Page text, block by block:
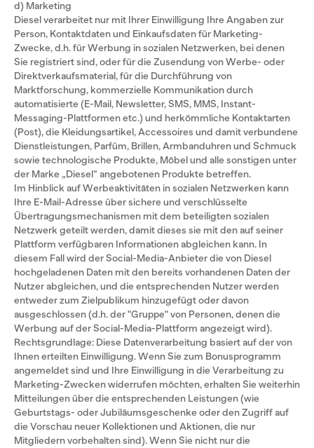
d) Marketing
Diesel verarbeitet nur mit Ihrer Einwilligung Ihre Angaben zur
Person, Kontaktdaten und Einkaufsdaten für Marketing-
Zwecke, d.h. für Werbung in sozialen Netzwerken, bei denen
Sie registriert sind, oder für die Zusendung von Werbe- oder
Direktverkaufsmaterial, für die Durchführung von
Marktforschung, kommerzielle Kommunikation durch
automatisierte (E-Mail, Newsletter, SMS, MMS, Instant-
Messaging-Plattformen etc.) und herkömmliche Kontaktarten
(Post), die Kleidungsartikel, Accessoires und damit verbundene
Dienstleistungen, Parfüm, Brillen, Armbanduhren und Schmuck
sowie technologische Produkte, Möbel und alle sonstigen unter
der Marke „Diesel“ angebotenen Produkte betreffen.
Im Hinblick auf Werbeaktivitäten in sozialen Netzwerken kann
Ihre E-Mail-Adresse über sichere und verschlüsselte
Übertragungsmechanismen mit dem beteiligten sozialen
Netzwerk geteilt werden, damit dieses sie mit den auf seiner
Plattform verfügbaren Informationen abgleichen kann. In
diesem Fall wird der Social-Media-Anbieter die von Diesel
hochgeladenen Daten mit den bereits vorhandenen Daten der
Nutzer abgleichen, und die entsprechenden Nutzer werden
entweder zum Zielpublikum hinzugefügt oder davon
ausgeschlossen (d.h. der "Gruppe" von Personen, denen die
Werbung auf der Social-Media-Plattform angezeigt wird).
Rechtsgrundlage: Diese Datenverarbeitung basiert auf der von
Ihnen erteilten Einwilligung. Wenn Sie zum Bonusprogramm
angemeldet sind und Ihre Einwilligung in die Verarbeitung zu
Marketing-Zwecken widerrufen möchten, erhalten Sie weiterhin
Mitteilungen über die entsprechenden Leistungen (wie
Geburtstags- oder Jubiläumsgeschenke oder den Zugriff auf
die Vorschau neuer Kollektionen und Aktionen, die nur
Mitgliedern vorbehalten sind). Wenn Sie nicht nur die